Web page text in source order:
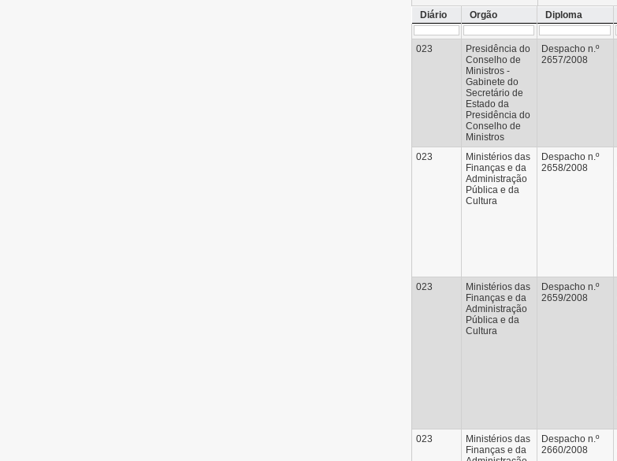
Diário
Orgão Diploma
023
Presidência do
Conselho de
Ministros -
Gabinete do
Secretário de
Estado da
Presidência do
Conselho de
Ministros
Despacho n.º
2657/2008
023
Ministérios das
Finanças e da
Administração
Pública e da
Cultura
Despacho n.º
2658/2008
023
Ministérios das
Finanças e da
Administração
Pública e da
Cultura
Despacho n.º
2659/2008
023
Ministérios das
Finanças e da
Despacho n.º
2660/2008